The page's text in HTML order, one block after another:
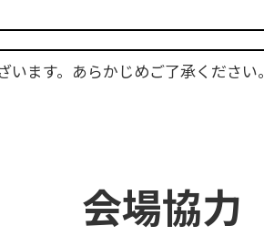
ます。あらかじめご了承ください。
会場協力